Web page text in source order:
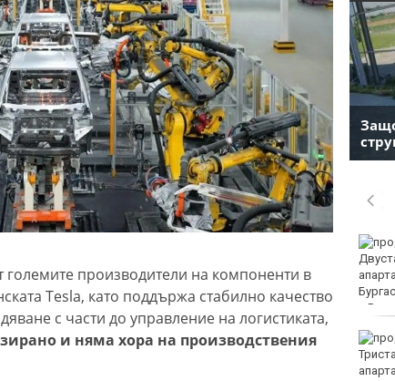
големите производители на компоненти в
Tesla, като поддържа стабилно качество
с части до управление на логистиката,
и няма хора на производствения
Мачовете и спортът по